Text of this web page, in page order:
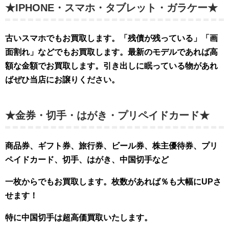
★IPHONE・スマホ・タブレット・ガラケー★
古いスマホでもお買取します。「残債が残っている」「画
面割れ」などでもお買取します。最新のモデルであれば高
額な金額でお買取します。引き出しに眠っている物があれ
ばぜひ当店にお譲りください。
★金券・切手・はがき・プリペイドカード★
商品券、ギフト券、旅行券、ビール券、株主優待券、プリ
ペイドカード、切手、はがき、中国切手など
一枚からでもお買取します。枚数があれば％も大幅にUPさ
せます！
特に中国切手は超高価買取いたします。